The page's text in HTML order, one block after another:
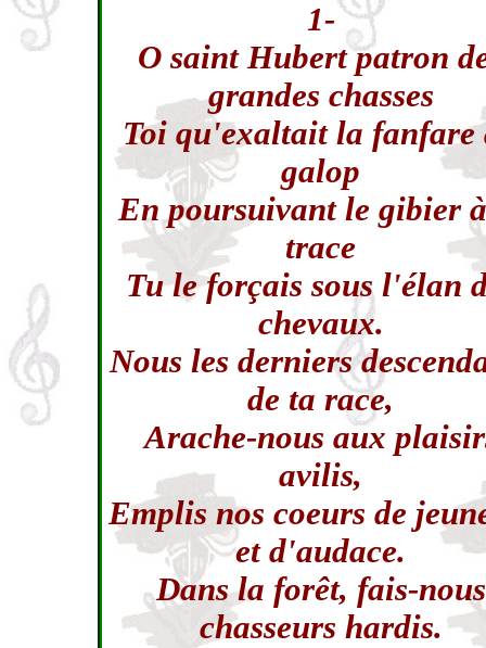
1-
O saint Hubert patron
grandes chasses
Toi qu'exaltait la fanfare
galop
En poursuivant le gibier
trace
Tu le forçais sous l'élan
chevaux.
Nous les derniers
de ta race,
Arache-nous aux
avilis,
Emplis nos coeurs de
et d'audace.
Dans la forêt, fais-nous
chasseurs hardis.